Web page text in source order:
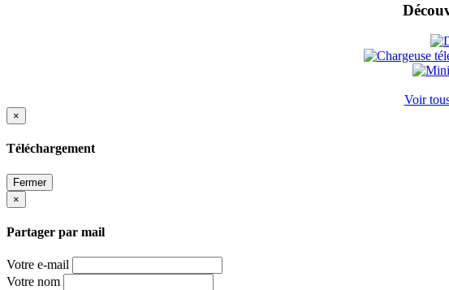
Voir
×
Téléchargement
Fermer
×
Partager par mail
Votre e-mail
Votre nom